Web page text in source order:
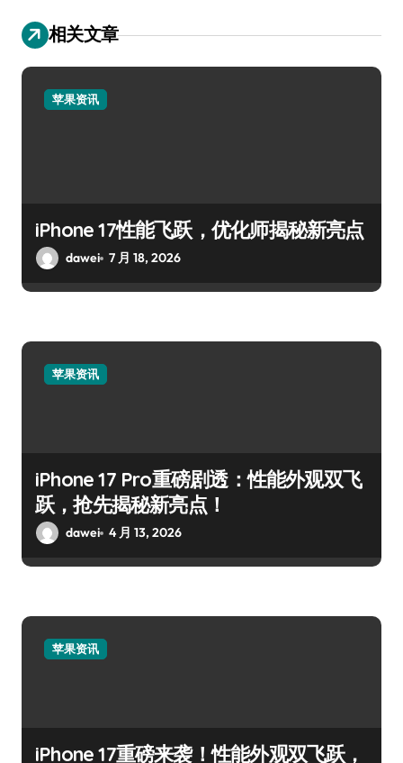
相关文章
苹果资讯
iPhone 17性能飞跃，优化师揭秘新亮点
dawei 7 月 18, 2026
苹果资讯
iPhone 17 Pro重磅剧透：性能外观双飞
跃，抢先揭秘新亮点！
dawei 4 月 13, 2026
苹果资讯
iPhone 17重磅来袭！性能外观双飞跃，